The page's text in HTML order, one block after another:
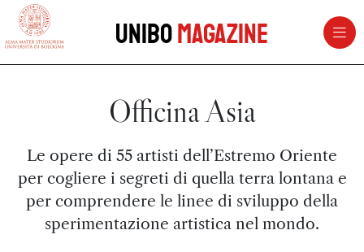
vai al contenuto della pagina
UniboMagazine
Officina Asia
Le opere di 55 artisti dell’Estremo Oriente
per cogliere i segreti di quella terra lontana e
per comprendere le linee di sviluppo della
sperimentazione artistica nel mondo.